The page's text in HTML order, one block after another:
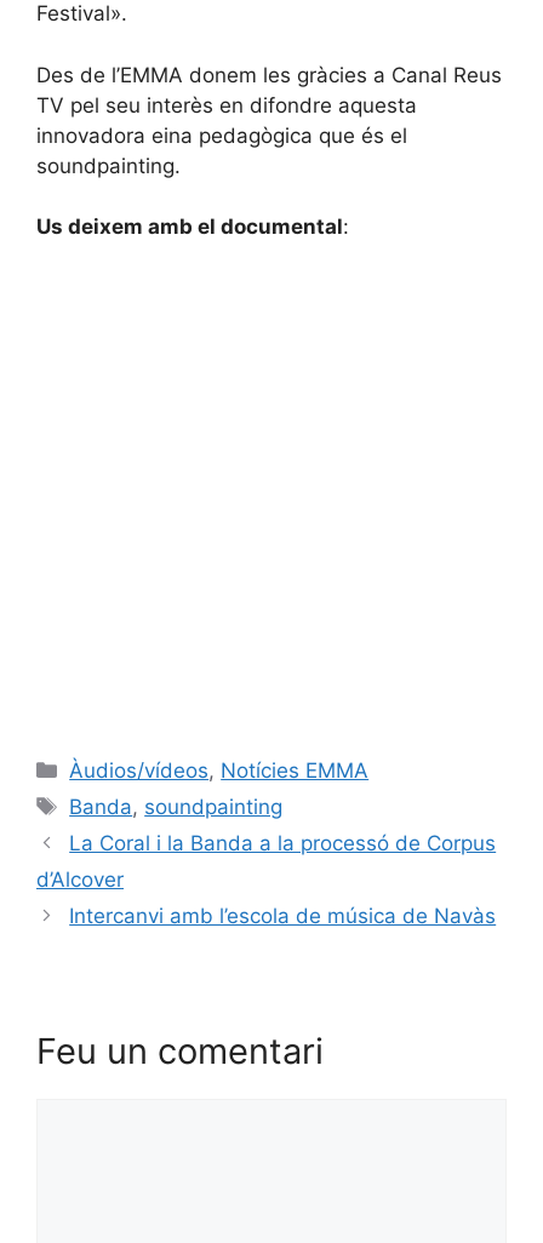
Festival».
Des de l’EMMA donem les gràcies a Canal Reus
TV pel seu interès en difondre aquesta
innovadora eina pedagògica que és el
soundpainting.
Us deixem amb el documental:
Àudios/vídeos, Notícies EMMA
Banda, soundpainting
La Coral i la Banda a la processó de Corpus
d’Alcover
Intercanvi amb l’escola de música de Navàs
Feu un comentari